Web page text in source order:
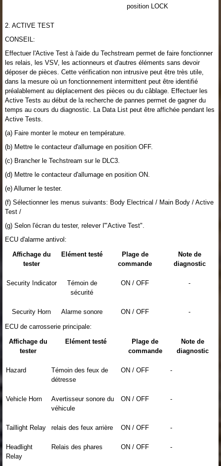
position LOCK
2. ACTIVE TEST
CONSEIL:
Effectuer l'Active Test à l'aide du Techstream permet de faire fonctionner
les relais, les VSV, les actionneurs et d'autres éléments sans devoir
déposer de pièces. Cette vérification non intrusive peut être très utile,
dans la mesure où un fonctionnement intermittent peut être identifié
préalablement au déplacement des pièces ou du câblage. Effectuer les
Active Tests au début de la recherche de pannes permet de gagner du
temps au cours du diagnostic. La Data List peut être affichée pendant les
Active Tests.
(a) Faire monter le moteur en température.
(b) Mettre le contacteur d'allumage en position OFF.
(c) Brancher le Techstream sur le DLC3.
(d) Mettre le contacteur d'allumage en position ON.
(e) Allumer le tester.
(f) Sélectionner les menus suivants: Body Electrical / Main Body / Active
Test /
(g) Selon l'écran du tester, relever l'"Active Test".
ECU d'alarme antivol:
Affichage du
tester
Elément testé
Plage de
commande
Note de
diagnostic
Security Indicator
Témoin de
sécurité
ON / OFF -
Security Horn Alarme sonore ON / OFF
-
ECU de carrosserie principale:
Affichage du
tester
Elément testé
Plage de
commande
Note de
diagnostic
Hazard
Témoin des feux de
détresse
ON / OFF -
Vehicle Horn
Avertisseur sonore du
véhicule
ON / OFF -
Taillight Relay relais des feux arrière ON / OFF -
Headlight
Relay
Relais des phares ON / OFF -